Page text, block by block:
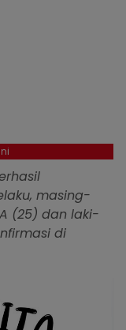
masing-
(25) dan laki-
di